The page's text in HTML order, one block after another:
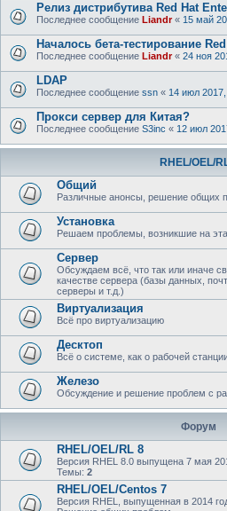
Релиз дистрибутива Red Hat
Последнее сообщение Liandr« 15 май
Началось бета-тестирование
Последнее сообщение Liandr« 24 ноя
LDAP
Последнее сообщение ssn « 14 июл
Прокси сервер для Китая?
Последнее сообщение S3inc « 12 июл
RHEL/OEL/
Общий
Различные анонсы, решение общих
Установка
Решаем проблемы, возникшие на
Сервер
Обсуждаем всё, что так или иначе
качестве сервера (базы данных,
серверы и т.д.)
Виртуализация
Всё про виртуализацию
Десктоп
Всё о системе, как о рабочей
Железо
Обсуждение и решение проблем с
Форум
RHEL/OEL/RL 8
Версия RHEL 8.0 выпущена 7 мая
Темы: 2
RHEL/OEL/Centos 7
Версия RHEL, выпущенная в 2014